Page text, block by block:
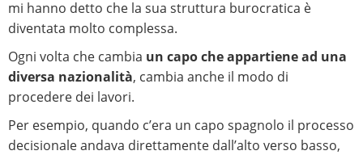
mi hanno detto che la sua struttura burocratica è
diventata molto complessa.
Ogni volta che cambia un capo che appartiene ad una
diversa nazionalità, cambia anche il modo di
procedere dei lavori.
Per esempio, quando c’era un capo spagnolo il processo
decisionale andava direttamente dall’alto verso basso,